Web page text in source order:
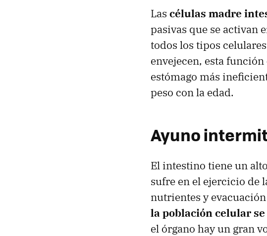
Las células madre
pasivas que se activan
todos los tipos
envejecen, esta
estómago más
peso con la edad.
Ayuno
El intestino tiene un
sufre en el ejercicio de
nutrientes y
la población celular
el órgano hay un gran